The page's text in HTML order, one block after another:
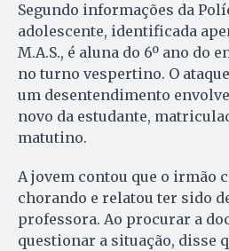
Segundo informações da
adolescente, identificada
M.A.S., é aluna do 6º ano do
no turno vespertino. O
um desentendimento
novo da estudante,
matutino.
A jovem contou que o irmão
chorando e relatou ter sido
professora. Ao procurar a
questionar a situação, disse